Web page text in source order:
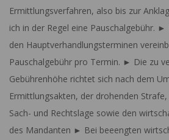
Ermittlungsverfahren, also bis zur
ich in der Regel eine Pauschalgebühr. ►
den Hauptverhandlungsterminen
Pauschalgebühr pro Termin. ► Die zu
Gebührenhöhe richtet sich nach dem
Ermittlungsakten, der drohenden
Sach- und Rechtslage sowie den
des Mandanten ► Bei beeengten